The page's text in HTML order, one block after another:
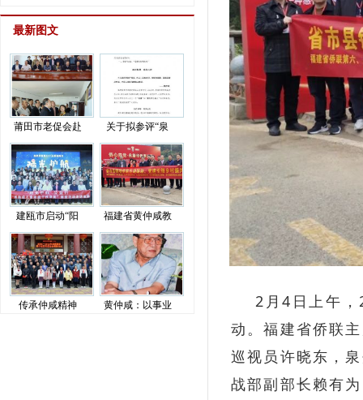
2月4日上午，
动。福建省侨联
巡视员许晓东，
战部副部长赖有
最新图文
莆田市老促会赴 关于拟参评“泉
建瓯市启动“阳 福建省黄仲咸教
传承仲咸精神 黄仲咸：以事业